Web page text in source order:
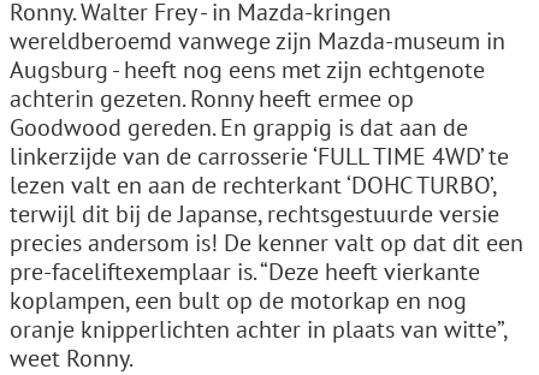
Ronny. Walter Frey - in Mazda-kringen
wereldberoemd vanwege zijn Mazda-museum in
Augsburg - heeft nog eens met zijn echtgenote
achterin gezeten. Ronny heeft ermee op
Goodwood gereden. En grappig is dat aan de
linkerzijde van de carrosserie ‘FULL TIME 4WD’ te
lezen valt en aan de rechterkant ‘DOHC TURBO’,
terwijl dit bij de Japanse, rechtsgestuurde versie
precies andersom is! De kenner valt op dat dit een
pre-faceliftexemplaar is. “Deze heeft vierkante
koplampen, een bult op de motorkap en nog
oranje knipperlichten achter in plaats van witte”,
weet Ronny.